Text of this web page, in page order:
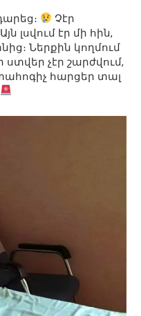
Չէր
լսվում էր մի հին,
Ներքին կողմում
ստվեր չէր շարժվում,
հարցեր տալ